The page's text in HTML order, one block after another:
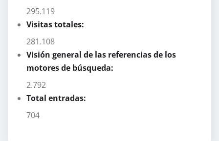
295.119
Visitas totales:
281.108
Visión general de las referencias de los
motores de búsqueda:
2.792
Total entradas:
704